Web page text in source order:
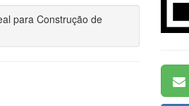
para Construção de